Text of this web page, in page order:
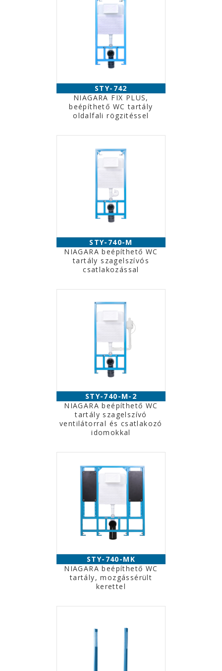
STY-742
NIAGARA FIX PLUS,
beépíthető WC tartály
oldalfali rögzitéssel
STY-740-M
NIAGARA beépíthető WC
tartály szagelszívós
csatlakozással
STY-740-M-2
NIAGARA beépíthető WC
tartály szagelszívó
ventilátorral és csatlakozó
idomokkal
STY-740-MK
NIAGARA beépíthető WC
tartály, mozgássérült
kerettel